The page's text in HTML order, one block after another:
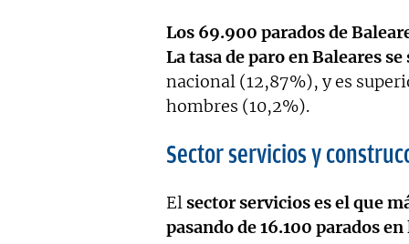
Los 69.900 parados de
La tasa de paro en Baleares
nacional (12,87%), y es
hombres (10,2%).
Sector servicios y
Elsector servicios es el que
pasando de 16.100 parados